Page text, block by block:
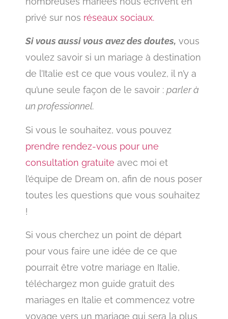
privé sur nos réseaux sociaux.
Si vous aussi vous avez des doutes, vous
voulez savoir si un mariage à destination
de l’Italie est ce que vous voulez, il n’y a
qu’une seule façon de le savoir : parler à
un professionnel.
Si vous le souhaitez, vous pouvez
prendre rendez-vous pour une
consultation gratuite avec moi et
l’équipe de Dream on, afin de nous poser
toutes les questions que vous souhaitez
!
Si vous cherchez un point de départ
pour vous faire une idée de ce que
pourrait être votre mariage en Italie,
téléchargez mon guide gratuit des
mariages en Italie et commencez votre
voyage vers un mariage qui sera la plus